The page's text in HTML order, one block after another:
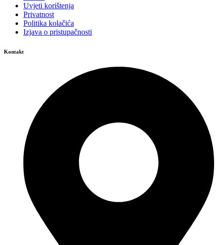
Uvjeti korištenja
Privatnost
Politika kolačića
Izjava o pristupačnosti
Kontakt